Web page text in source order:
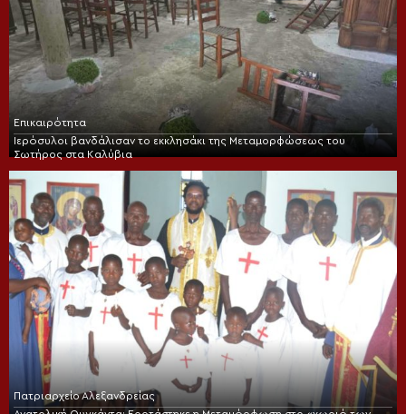
Επικαιρότητα
Ιερόσυλοι βανδάλισαν το εκκλησάκι της Μεταμορφώσεως του
Σωτήρος στα Καλύβια
Πατριαρχείο Αλεξανδρείας